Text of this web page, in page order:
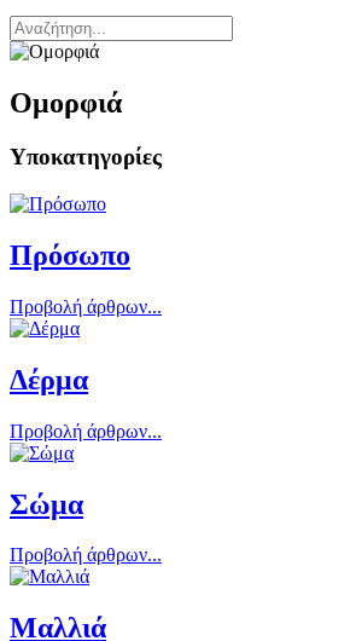
Ομορφιά
Υποκατηγορίες
Πρόσωπο
Προβολή άρθρων...
Δέρμα
Προβολή άρθρων...
Σώμα
Προβολή άρθρων...
Μαλλιά